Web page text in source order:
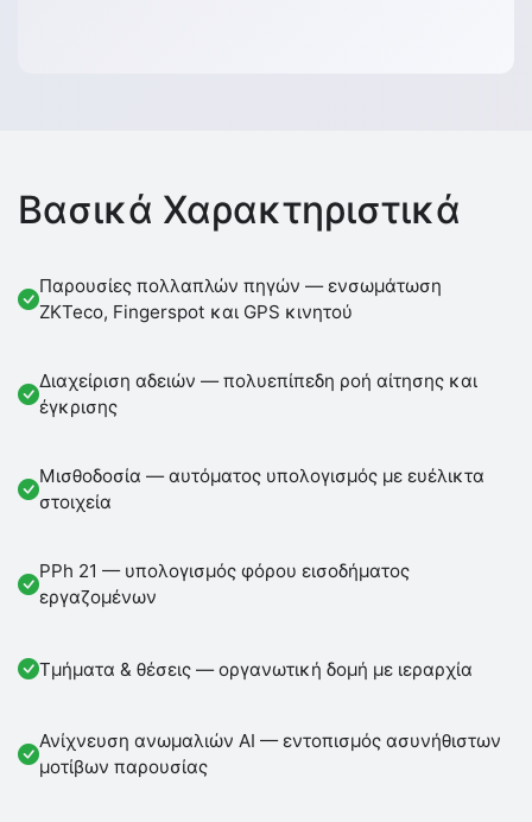
Βασικά Χαρακτηριστικά
Παρουσίες πολλαπλών πηγών — ενσωμάτωση
ZKTeco, Fingerspot και GPS κινητού
Διαχείριση αδειών — πολυεπίπεδη ροή αίτησης και
έγκρισης
Μισθοδοσία — αυτόματος υπολογισμός με ευέλικτα
στοιχεία
PPh 21 — υπολογισμός φόρου εισοδήματος
εργαζομένων
Τμήματα & θέσεις — οργανωτική δομή με ιεραρχία
Ανίχνευση ανωμαλιών AI — εντοπισμός ασυνήθιστων
μοτίβων παρουσίας